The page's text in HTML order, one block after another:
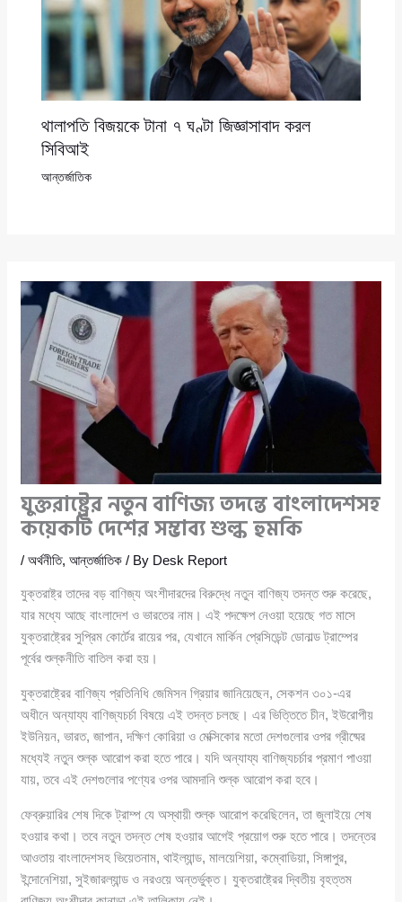
থালাপতি বিজয়কে টানা ৭ ঘণ্টা জিজ্ঞাসাবাদ করল
সিবিআই
আন্তর্জাতিক
যুক্তরাষ্ট্রের নতুন বাণিজ্য তদন্তে বাংলাদেশসহ
কয়েকটি দেশের সম্ভাব্য শুল্ক হুমকি
/অর্থনীতি,আন্তর্জাতিক / By Desk Report
যুক্তরাষ্ট্র তাদের বড় বাণিজ্য অংশীদারদের বিরুদ্ধে নতুন বাণিজ্য তদন্ত শুরু করেছে,
যার মধ্যে আছে বাংলাদেশ ও ভারতের নাম। এই পদক্ষেপ নেওয়া হয়েছে গত মাসে
যুক্তরাষ্ট্রের সুপ্রিম কোর্টের রায়ের পর, যেখানে মার্কিন প্রেসিডেন্ট ডোনাল্ড ট্রাম্পের
পূর্বের শুল্কনীতি বাতিল করা হয়।
যুক্তরাষ্ট্রের বাণিজ্য প্রতিনিধি জেমিসন গ্রিয়ার জানিয়েছেন, সেকশন ৩০১-এর
অধীনে অন্যায্য বাণিজ্যচর্চা বিষয়ে এই তদন্ত চলছে। এর ভিত্তিতে চীন, ইউরোপীয়
ইউনিয়ন, ভারত, জাপান, দক্ষিণ কোরিয়া ও মেক্সিকোর মতো দেশগুলোর ওপর গ্রীষ্মের
মধ্যেই নতুন শুল্ক আরোপ করা হতে পারে। যদি অন্যায্য বাণিজ্যচর্চার প্রমাণ পাওয়া
যায়, তবে এই দেশগুলোর পণ্যের ওপর আমদানি শুল্ক আরোপ করা হবে।
ফেব্রুয়ারির শেষ দিকে ট্রাম্প যে অস্থায়ী শুল্ক আরোপ করেছিলেন, তা জুলাইয়ে শেষ
হওয়ার কথা। তবে নতুন তদন্ত শেষ হওয়ার আগেই প্রয়োগ শুরু হতে পারে। তদন্তের
আওতায় বাংলাদেশসহ ভিয়েতনাম, থাইল্যান্ড, মালয়েশিয়া, কম্বোডিয়া, সিঙ্গাপুর,
ইন্দোনেশিয়া, সুইজারল্যান্ড ও নরওয়ে অন্তর্ভুক্ত। যুক্তরাষ্ট্রের দ্বিতীয় বৃহত্তম